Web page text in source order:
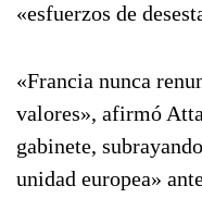
«esfuerzos de
«Francia nunca
valores», afirmó
gabinete,
unidad europea»